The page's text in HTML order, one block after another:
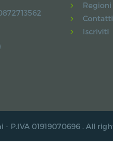
Regioni
Contatti
Iscriviti
P.IVA 01919070696 . All